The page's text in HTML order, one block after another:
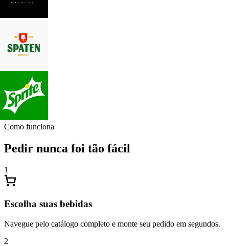
Como funciona
Pedir nunca foi tão fácil
1
Escolha suas bebidas
Navegue pelo catálogo completo e monte seu pedido em segundos.
2